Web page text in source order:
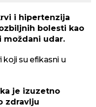
i hipertenzija
bolesti kao
moždani udar.
koji su efikasni u
je izuzetno
zdravlju